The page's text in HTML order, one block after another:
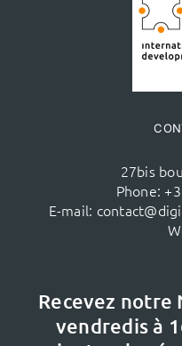
27bis
Phone:
E-mail:
Recevez
vendredis à